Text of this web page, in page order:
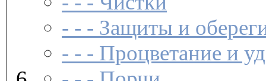
- - - Защиты и
- - - Процветание и